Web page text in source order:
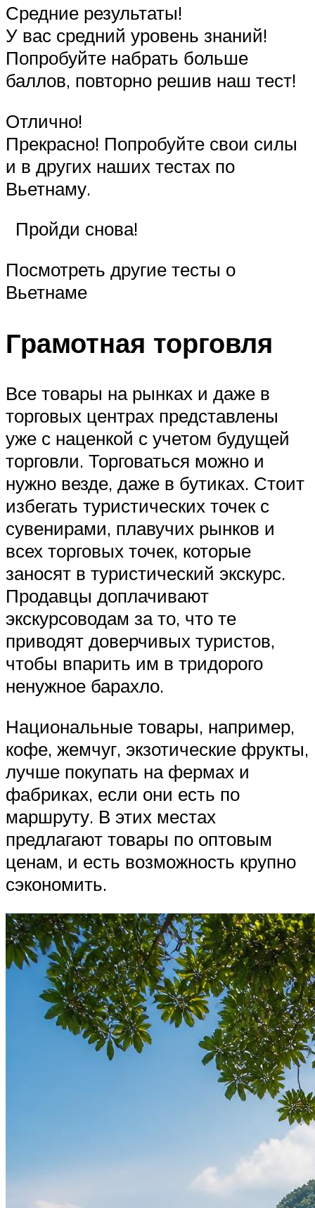
Средние результаты!
У вас средний уровень знаний!
Попробуйте набрать больше
баллов, повторно решив наш тест!
Отлично!
Прекрасно! Попробуйте свои силы
и в других наших тестах по
Вьетнаму.
Пройди снова!
Посмотреть другие тесты о
Вьетнаме
Грамотная торговля
Все товары на рынках и даже в
торговых центрах представлены
уже с наценкой с учетом будущей
торговли. Торговаться можно и
нужно везде, даже в бутиках. Стоит
избегать туристических точек с
сувенирами, плавучих рынков и
всех торговых точек, которые
заносят в туристический экскурс.
Продавцы доплачивают
экскурсоводам за то, что те
приводят доверчивых туристов,
чтобы впарить им в тридорого
ненужное барахло.
Национальные товары, например,
кофе, жемчуг, экзотические фрукты,
лучше покупать на фермах и
фабриках, если они есть по
маршруту. В этих местах
предлагают товары по оптовым
ценам, и есть возможность крупно
сэкономить.